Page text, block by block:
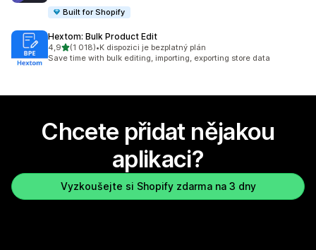
Built for Shopify
Hextom: Bulk Product Edit
4,9z 5 hvězd
(1 018)
Celkový počet recenzí: 1018
•K dispozici je bezplatný plán
Save time with bulk editing, importing, exporting store data
Chcete přidat nějakou
aplikaci?
Vyzkoušejte si Shopify zdarma na 3 dny